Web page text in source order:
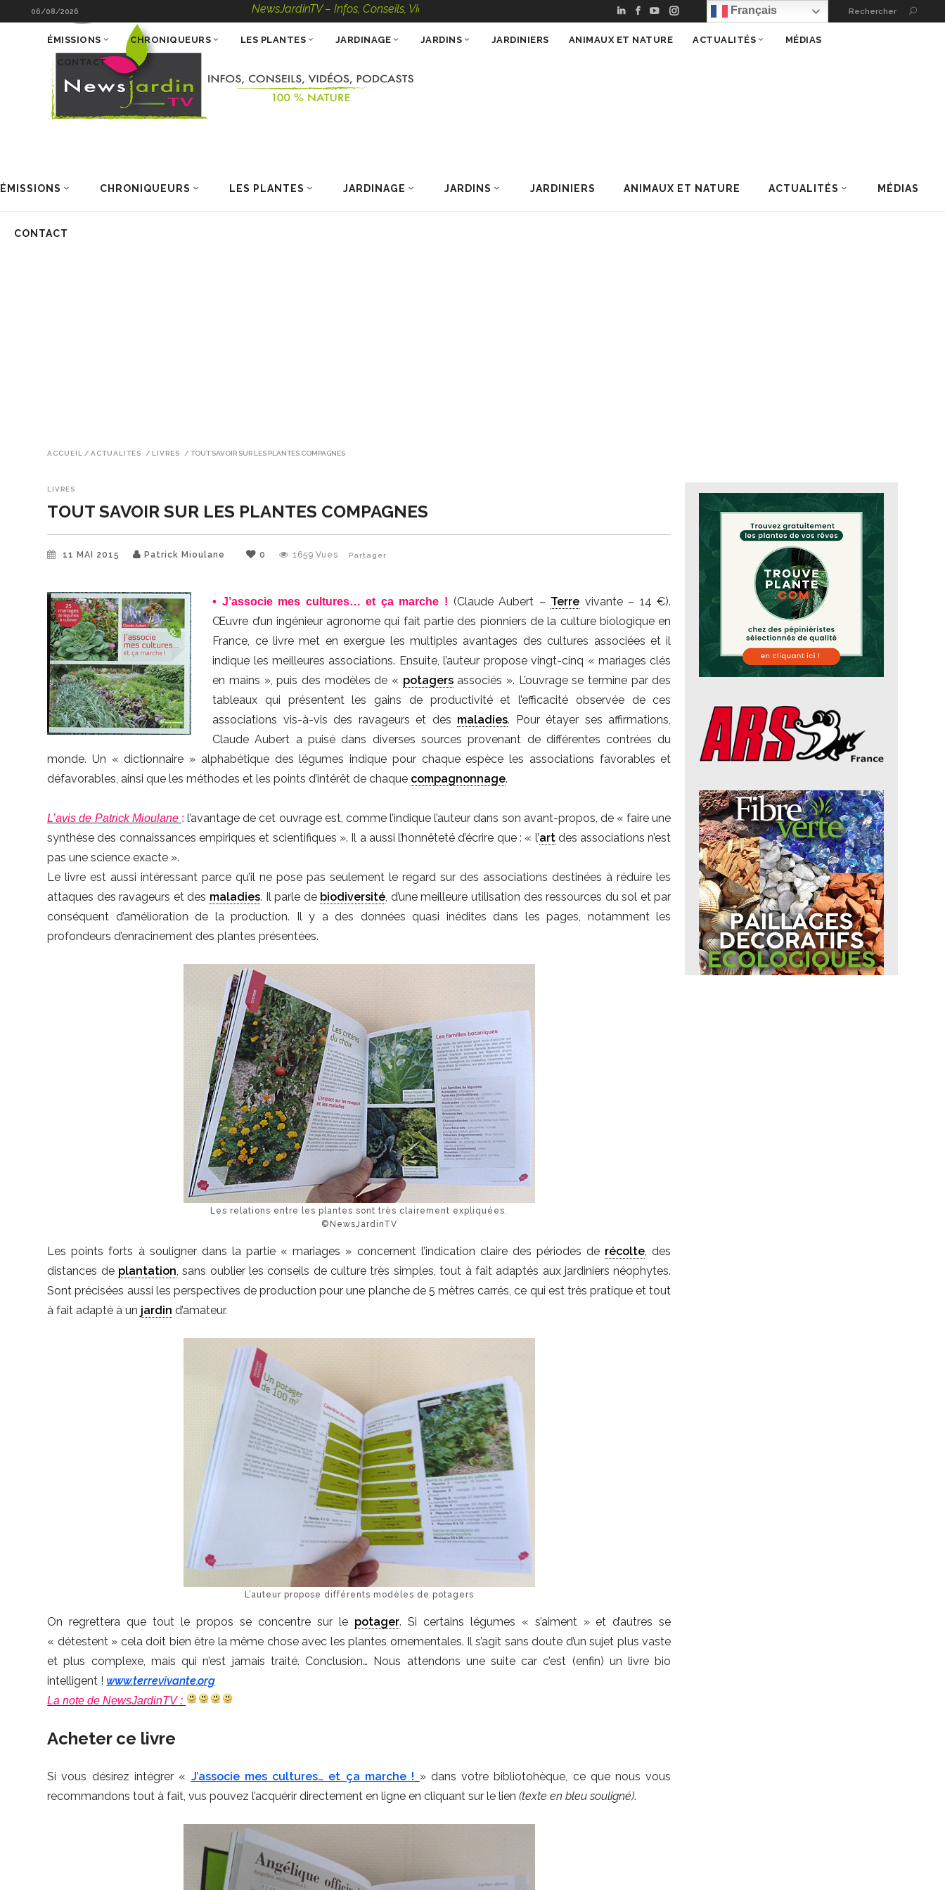
06/08/2026 NewsJardinTV – Infos, Conseils, Vidéos, Podcasts – 100 % Nature Français Rechercher
ÉMISSIONS CHRONIQUEURS LES PLANTES JARDINAGE JARDINS JARDINIERS ANIMAUX ET NATURE ACTUALITÉS MÉDIAS
CONTACT
ÉMISSIONS CHRONIQUEURS LES PLANTES JARDINAGE JARDINS JARDINIERS ANIMAUX ET NATURE ACTUALITÉS MÉDIAS
CONTACT
ACCUEIL / ACTUALITÉS / LIVRES / TOUT SAVOIR SUR LES PLANTES COMPAGNES
LIVRES
TOUT SAVOIR SUR LES PLANTES COMPAGNES
11 MAI 2015 Patrick Mioulane 0 1659 Vues Partager
• J’associe mes cultures… et ça marche ! (Claude Aubert – Terre vivante – 14 €).
Œuvre d’un ingénieur agronome qui fait partie des pionniers de la culture biologique en
France, ce livre met en exergue les multiples avantages des cultures associées et il
indique les meilleures associations. Ensuite, l’auteur propose vingt-cinq « mariages clés
en mains », puis des modèles de « potagersassociés ». L’ouvrage se termine par des
tableaux qui présentent les gains de productivité et l’efficacité observée de ces
associations vis-à-vis des ravageurs et des maladies. Pour étayer ses affirmations,
Claude Aubert a puisé dans diverses sources provenant de différentes contrées du
monde. Un « dictionnaire » alphabétique des légumes indique pour chaque espèce les associations favorables et
défavorables, ainsi que les méthodes et les points d’intérêt de chaque compagnonnage.
L’avis de Patrick Mioulane : l’avantage de cet ouvrage est, comme l’indique l’auteur dans son avant-propos, de « faire une
synthèse des connaissances empiriques et scientifiques ». Il a aussi l’honnêteté d’écrire que : « l’artdes associations n’est
pas une science exacte ».
Le livre est aussi intéressant parce qu’il ne pose pas seulement le regard sur des associations destinées à réduire les
attaques des ravageurs et des maladies. Il parle de biodiversité, d’une meilleure utilisation des ressources du sol et par
conséquent d’amélioration de la production. Il y a des données quasi inédites dans les pages, notamment les
profondeurs d’enracinement des plantes présentées.
Les relations entre les plantes sont très clairement expliquées.
©NewsJardinTV
Les points forts à souligner dans la partie « mariages » concernent l’indication claire des périodes de récolte, des
distances de plantation, sans oublier les conseils de culture très simples, tout à fait adaptés aux jardiniers néophytes.
Sont précisées aussi les perspectives de production pour une planche de 5 mètres carrés, ce qui est très pratique et tout
à fait adapté à un jardin d’amateur.
L’auteur propose différents modèles de potagers
On regrettera que tout le propos se concentre sur le potager. Si certains légumes « s’aiment » et d’autres se
« détestent » cela doit bien être la même chose avec les plantes ornementales. Il s’agit sans doute d’un sujet plus vaste
et plus complexe, mais qui n’est jamais traité. Conclusion… Nous attendons une suite car c’est (enfin) un livre bio
intelligent !www.terrevivante.org
La note de NewsJardinTV :
Acheter ce livre
Si vous désirez intégrer « J’associe mes cultures… et ça marche ! » dans votre bibliotohèque, ce que nous vous
recommandons tout à fait, vus pouvez l’acquérir directement en ligne en cliquant sur le lien(texte en bleu souligné).